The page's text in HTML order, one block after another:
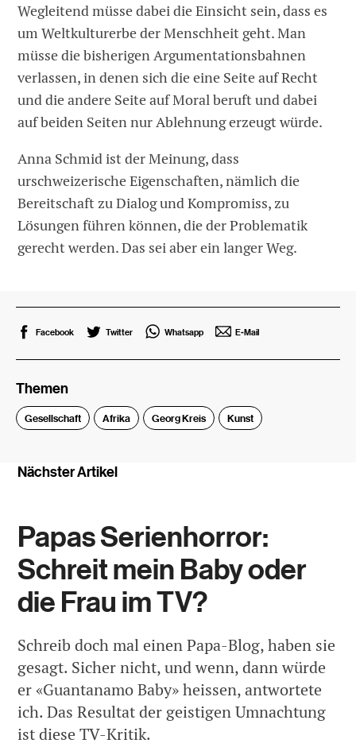
Wegleitend müsse dabei die Einsicht sein, dass es
um Weltkulturerbe der Menschheit geht. Man
müsse die bisherigen Argumentationsbahnen
verlassen, in denen sich die eine Seite auf Recht
und die andere Seite auf Moral beruft und dabei
auf beiden Seiten nur Ablehnung erzeugt würde.
Anna Schmid ist der Meinung, dass
urschweizerische Eigenschaften, nämlich die
Bereitschaft zu Dialog und Kompromiss, zu
Lösungen führen können, die der Problematik
gerecht werden. Das sei aber ein langer Weg.
Facebook Twitter Whatsapp E-Mail
Themen
Gesellschaft Afrika Georg Kreis Kunst
Nächster Artikel
Papas Serienhorror:
Schreit mein Baby oder
die Frau im TV?
Schreib doch mal einen Papa-Blog, haben sie
gesagt. Sicher nicht, und wenn, dann würde
er «Guantanamo Baby» heissen, antwortete
ich. Das Resultat der geistigen Umnachtung
ist diese TV-Kritik.